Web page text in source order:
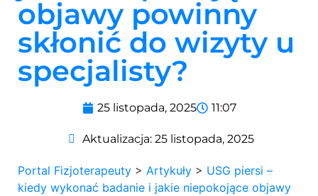
objawy powinny
skłonić do wizyty u
specjalisty?
25 listopada, 2025 11:07
Aktualizacja: 25 listopada, 2025
Portal Fizjoterapeuty > Artykuły > USG piersi –
kiedy wykonać badanie i jakie niepokojące objawy